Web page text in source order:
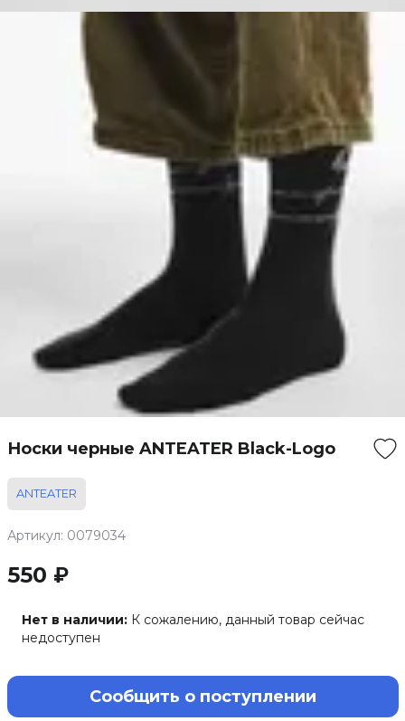
Носки черные ANTEATER Black-Logo
ANTEATER
Артикул: 0079034
550 ₽
Нет в наличии: К сожалению, данный товар сейчас
недоступен
Сообщить о поступлении